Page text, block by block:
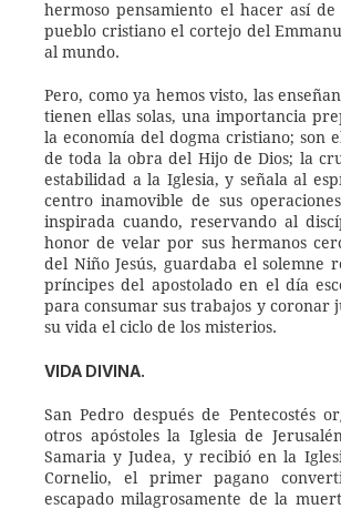
hermoso pensamiento el hacer así
pueblo cristiano el cortejo del
al mundo.
Pero, como ya hemos visto, las
tienen ellas solas, una importancia
la economía del dogma cristiano; son
de toda la obra del Hijo de Dios; la
estabilidad a la Iglesia, y señala al
centro inamovible de sus
inspirada cuando, reservando al
honor de velar por sus hermanos
del Niño Jesús, guardaba el solemne
príncipes del apostolado en el día
para consumar sus trabajos y coronar
su vida el ciclo de los misterios.
VIDA DIVINA.
San Pedro después de Pentecostés
otros apóstoles la Iglesia de
Samaria y Judea, y recibió en la
Cornelio, el primer pagano
escapado milagrosamente de la